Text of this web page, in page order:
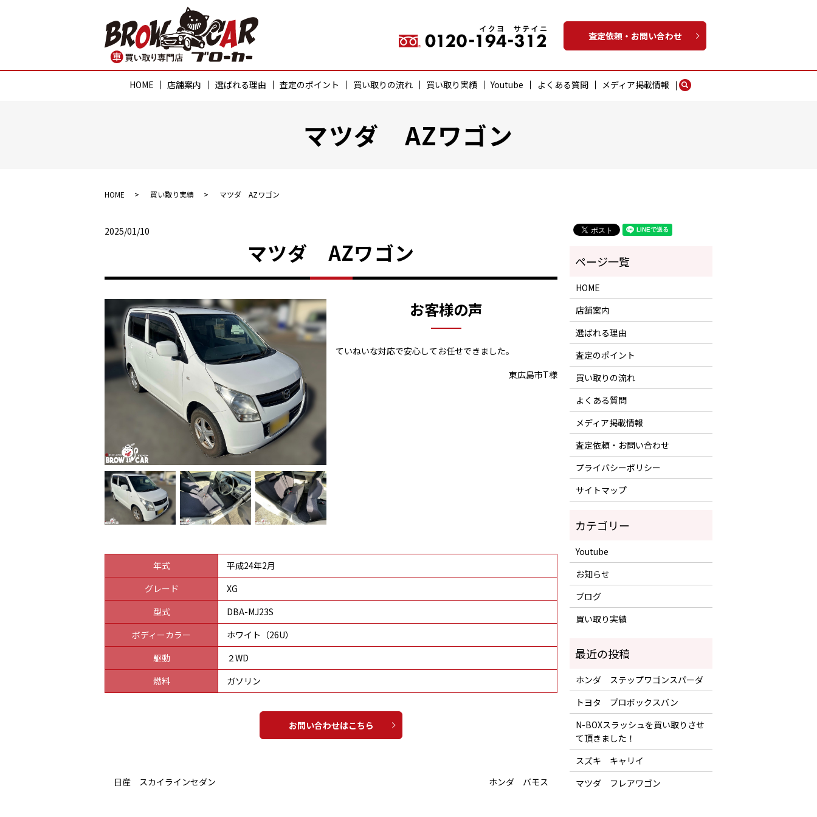
HOME 店舗案内 選ばれる理由 査定のポイント 買い取りの流れ 買い取り実績 Youtube よくある質問 メディア掲載情報 search
査定依頼・お問い合わせ
マツダ AZワゴン
HOME 買い取り実績 マツダ AZワゴン
2025/01/10
マツダ AZワゴン
お客様の声
ていねいな対応で安心してお任せできました。
東広島市T様
年式
平成24年2月
グレード
XG
型式
DBA-MJ23S
ボディーカラー
ホワイト（26U）
駆動
２WD
燃料
ガソリン
お問い合わせはこちら
日産 スカイラインセダン ホンダ バモス
HOME
店舗案内
選ばれる理由
査定のポイント
買い取りの流れ
よくある質問
メディア掲載情報
査定依頼・お問い合わせ
プライバシーポリシー
サイトマップ
Youtube
お知らせ
ブログ
買い取り実績
ホンダ ステップワゴンスパーダ
トヨタ プロボックスバン
N-BOXスラッシュを買い取りさせ
て頂きました！
スズキ キャリイ
マツダ フレアワゴン